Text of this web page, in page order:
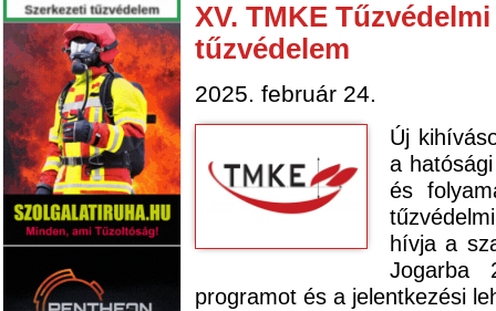
XV. TMKE
tűzvédelem
2025. február 24.
Új
a
és
hívja a
Jogarba
programot és a jelentkezési